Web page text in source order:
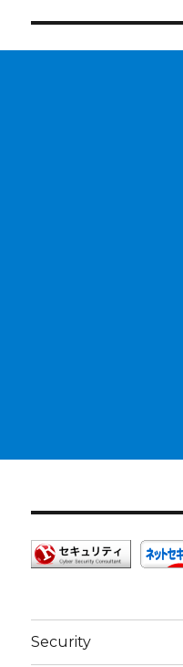
Security